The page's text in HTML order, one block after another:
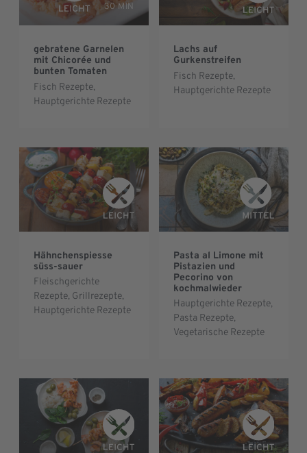
30 MIN
gebratene Garnelen
mit Chicorée und
bunten Tomaten
Fisch Rezepte,
Hauptgerichte Rezepte
Lachs auf
Gurkenstreifen
Fisch Rezepte,
Hauptgerichte Rezepte
Hähnchenspiesse
süss-sauer
Fleischgerichte
Rezepte, Grillrezepte,
Hauptgerichte Rezepte
Pasta al Limone mit
Pistazien und
Pecorino von
kochmalwieder
Hauptgerichte Rezepte,
Pasta Rezepte,
Vegetarische Rezepte